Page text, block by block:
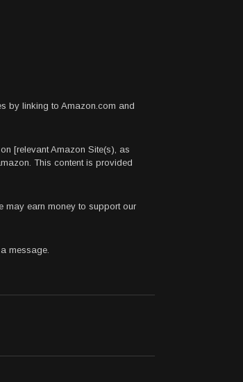
by linking to Amazon.com and
[relevant Amazon Site(s), as
This content is provided
may earn money to support our
message.